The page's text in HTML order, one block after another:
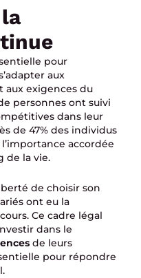
pour
aux
aux exigences du
personnes ont suivi
dans leur
de 47% des individus
accordée
de la vie.
de choisir son
ont eu la
Ce cadre légal
dans le
de leurs
pour répondre